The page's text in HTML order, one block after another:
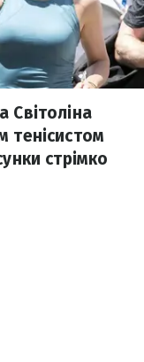
Світоліна
тенісистом
стрімко